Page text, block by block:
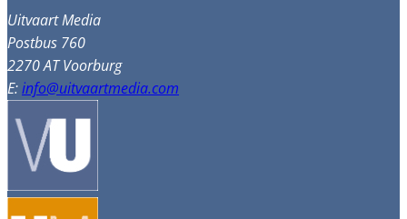
Uitvaart Media
Postbus 760
2270 AT Voorburg
E:info@uitvaartmedia.com